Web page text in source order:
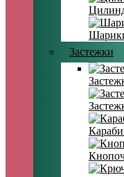
Застежки